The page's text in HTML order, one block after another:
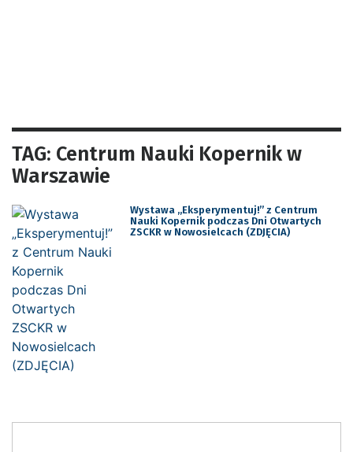
TAG: Centrum Nauki Kopernik w
Warszawie
Wystawa „Eksperymentuj!” z Centrum
Nauki Kopernik podczas Dni Otwartych
ZSCKR w Nowosielcach (ZDJĘCIA)